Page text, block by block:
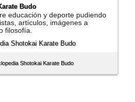
Budo
educación y deporte pudiendo
artí­culos, imágenes a
filosofí­a.
Shotokai Karate Budo